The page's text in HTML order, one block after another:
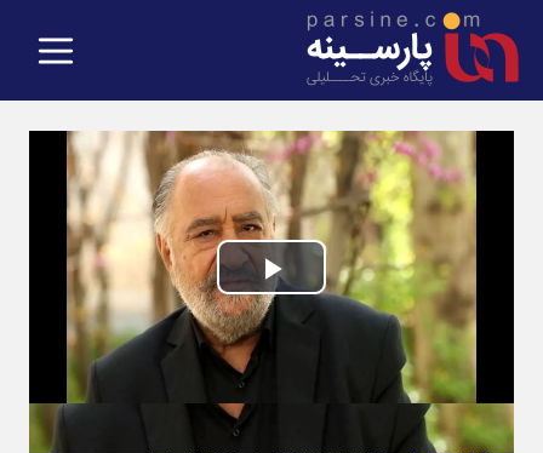
Play
Video
حجم ویدیو: 4.40M مدت زمان ویدیو: 00:01:44